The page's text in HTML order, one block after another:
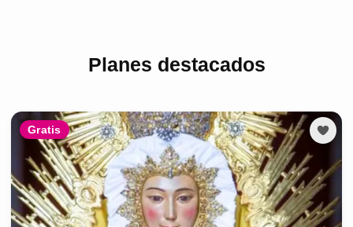
Planes destacados
Gratis